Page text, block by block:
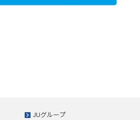
JUグループ